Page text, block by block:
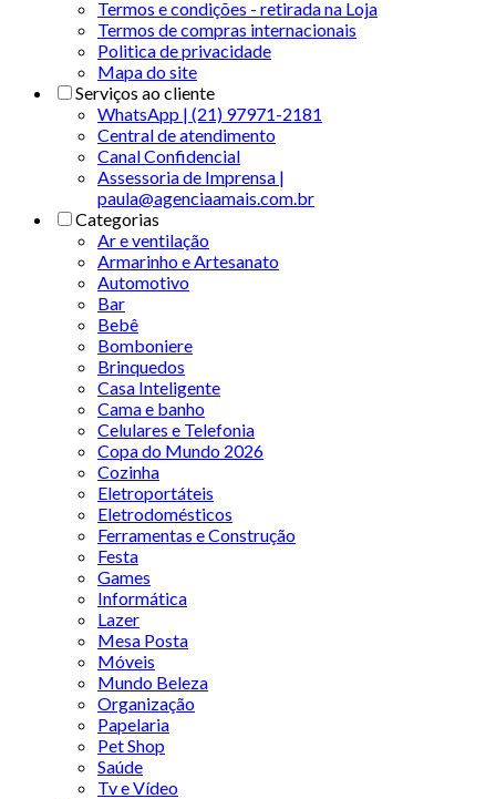
Termos e condições - retirada na Loja
Termos de compras internacionais
Politica de privacidade
Mapa do site
Serviços ao cliente
WhatsApp | (21) 97971-2181
Central de atendimento
Canal Confidencial
Assessoria de Imprensa |
paula@agenciaamais.com.br
Categorias
Ar e ventilação
Armarinho e Artesanato
Automotivo
Bar
Bebê
Bomboniere
Brinquedos
Casa Inteligente
Cama e banho
Celulares e Telefonia
Copa do Mundo 2026
Cozinha
Eletroportáteis
Eletrodomésticos
Ferramentas e Construção
Festa
Games
Informática
Lazer
Mesa Posta
Móveis
Mundo Beleza
Organização
Papelaria
Pet Shop
Saúde
Tv e Vídeo